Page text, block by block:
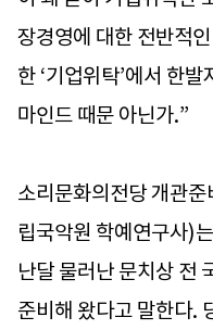
장경영에 대한 전반적
한 ‘기업위탁’에서 한
마인드 때문 아닌가.”
소리문화의전당 개관
립국악원 학예연구사)
난달 물러난 문치상 전
준비해 왔다고 말한다.